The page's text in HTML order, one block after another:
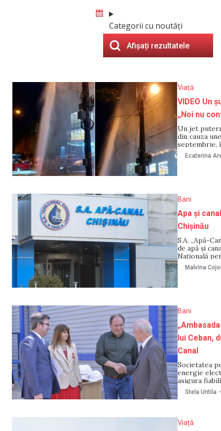
Categorii cu noutăți
Afișați rezultatele
Viață
VIDEO Un
„Noi nu
Un jet
din cauza
septembrie,
potrivit
Ecaterina
Bani
Apa și
Chișinău
S.A. „Apă-
de apă și
Națională
Conform
lei/m3 la
Malvina
Bani
lui Ceban,
Canal
Societatea
energie
asigura
național
fost
Stela Untila -
Viață